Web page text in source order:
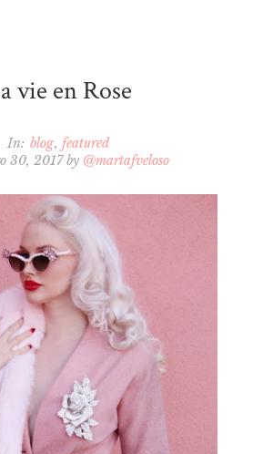
vie en Rose
In: blog featured
30, 2017by @martafveloso